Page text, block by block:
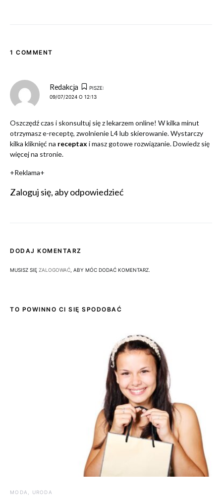
1 COMMENT
Redakcja
PISZE:
09/07/2024 O 12:13
Oszczędź czas i skonsultuj się z lekarzem online! W kilka minut
otrzymasz e-receptę, zwolnienie L4 lub skierowanie. Wystarczy
kilka kliknięć na receptax i masz gotowe rozwiązanie. Dowiedz się
więcej na stronie.
+Reklama+
Zaloguj się, aby odpowiedzieć
DODAJ KOMENTARZ
MUSISZ SIĘ ZALOGOWAĆ , ABY MÓC DODAĆ KOMENTARZ.
TO POWINNO CI SIĘ SPODOBAĆ
MODA, URODA